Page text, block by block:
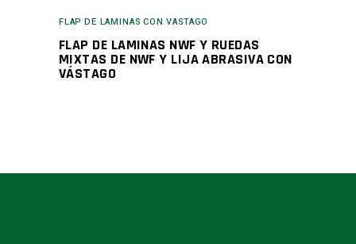
FLAP DE LAMINAS CON VASTAGO
FLAP DE LAMINAS NWF Y RUEDAS
MIXTAS DE NWF Y LIJA ABRASIVA CON
VÁSTAGO